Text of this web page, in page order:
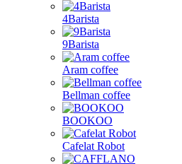
4Barista
9Barista
Aram coffee
Bellman coffee
BOOKOO
Cafelat Robot